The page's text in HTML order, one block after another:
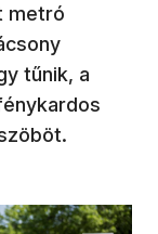
metró
tűnik, a